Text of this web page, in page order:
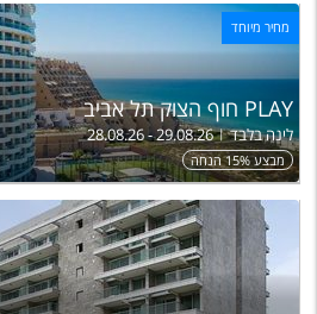
מחיר מיוחד
PLAY חוף הצוק תל אביב
לינה בלבד 28.08.26 - 29.08.26
מבצע 15% הנחה